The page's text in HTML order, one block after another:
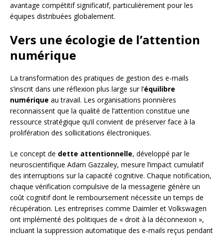
avantage compétitif significatif, particulièrement pour les
équipes distribuées globalement.
Vers une écologie de l’attention
numérique
La transformation des pratiques de gestion des e-mails
s’inscrit dans une réflexion plus large sur l’équilibre
numérique au travail. Les organisations pionnières
reconnaissent que la qualité de l’attention constitue une
ressource stratégique qu’il convient de préserver face à la
prolifération des sollicitations électroniques.
Le concept de dette attentionnelle, développé par le
neuroscientifique Adam Gazzaley, mesure l’impact cumulatif
des interruptions sur la capacité cognitive. Chaque notification,
chaque vérification compulsive de la messagerie génère un
coût cognitif dont le remboursement nécessite un temps de
récupération. Les entreprises comme Daimler et Volkswagen
ont implémenté des politiques de « droit à la déconnexion »,
incluant la suppression automatique des e-mails reçus pendant